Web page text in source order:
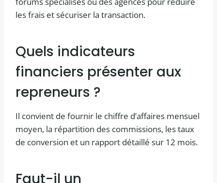
les frais et sécuriser la transaction.
Quels indicateurs
financiers présenter aux
repreneurs ?
Il convient de fournir le chiffre d’affaires mensuel
moyen, la répartition des commissions, les taux
de conversion et un rapport détaillé sur 12 mois.
Faut-il un